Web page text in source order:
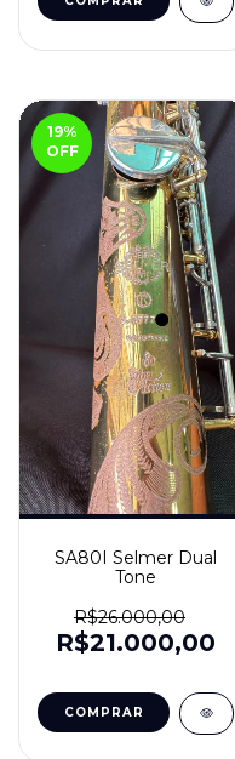
19%
OFF
SA80I Selmer Dual
Tone
R$26.000,00
R$21.000,00